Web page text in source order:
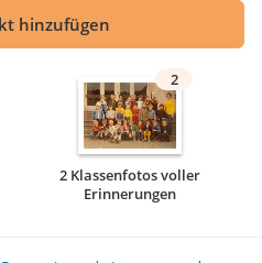
hinzufügen
2
2 Klassenfotos voller
Erinnerungen